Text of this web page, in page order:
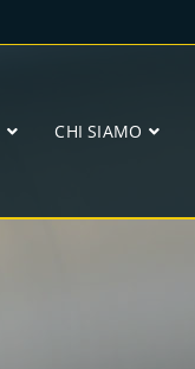
CHI SIAMO